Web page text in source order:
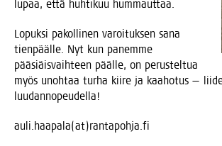
lupaa, että huh­ti­kuu hummauttaa.
Lopuk­si pakol­li­nen varoi­tuk­sen sana
tien­pääl­le. Nyt kun panem­me
pää­siäis­vaih­teen pääl­le, on perus­tel­tua
myös unoh­taa tur­ha kii­re ja kaa­ho­tus —
luudannopeudella!
auli.haapala(at)rantapohja.fi